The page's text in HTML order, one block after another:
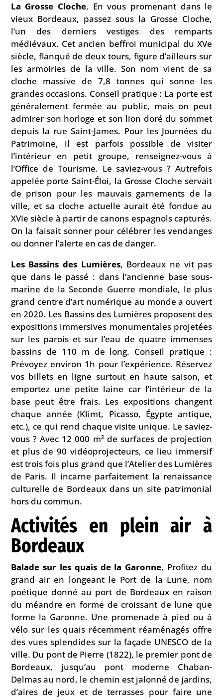
La Grosse Cloche, En vous promenant dans le
vieux Bordeaux, passez sous la Grosse Cloche,
l’un des derniers vestiges des remparts
médiévaux. Cet ancien beffroi municipal du XVe
siècle, flanqué de deux tours, figure d’ailleurs sur
les armoiries de la ville. Son nom vient de sa
cloche massive de 7,8 tonnes qui sonne les
grandes occasions. Conseil pratique : La porte est
généralement fermée au public, mais on peut
admirer son horloge et son lion doré du sommet
depuis la rue Saint-James. Pour les Journées du
Patrimoine, il est parfois possible de visiter
l’intérieur en petit groupe, renseignez-vous à
l’Office de Tourisme. Le saviez-vous ? Autrefois
appelée porte Saint-Éloi, la Grosse Cloche servait
de prison pour les mauvais garnements de la
ville, et sa cloche actuelle aurait été fondue au
XVIe siècle à partir de canons espagnols capturés.
On la faisait sonner pour célébrer les vendanges
ou donner l’alerte en cas de danger.
Les Bassins des Lumières, Bordeaux ne vit pas
que dans le passé : dans l’ancienne base sous-
marine de la Seconde Guerre mondiale, le plus
grand centre d’art numérique au monde a ouvert
en 2020. Les Bassins des Lumières proposent des
expositions immersives monumentales projetées
sur les parois et sur l’eau de quatre immenses
bassins de 110 m de long. Conseil pratique :
Prévoyez environ 1h pour l’expérience. Réservez
vos billets en ligne surtout en haute saison, et
emportez une petite laine car l’intérieur de la
base peut être frais. Les expositions changent
chaque année (Klimt, Picasso, Égypte antique,
etc.), ce qui rend chaque visite unique. Le saviez-
vous ? Avec 12 000 m² de surfaces de projection
et plus de 90 vidéoprojecteurs, ce lieu immersif
est trois fois plus grand que l’Atelier des Lumières
de Paris. Il incarne parfaitement la renaissance
culturelle de Bordeaux dans un site patrimonial
hors du commun.
Activités en plein air à
Bordeaux
Balade sur les quais de la Garonne, Profitez du
grand air en longeant le Port de la Lune, nom
poétique donné au port de Bordeaux en raison
du méandre en forme de croissant de lune que
forme la Garonne. Une promenade à pied ou à
vélo sur les quais récemment réaménagés offre
des vues splendides sur la façade UNESCO de la
ville. Du pont de Pierre (1822), le premier pont de
Bordeaux, jusqu’au pont moderne Chaban-
Delmas au nord, le chemin est jalonné de jardins,
d’aires de jeux et de terrasses pour faire une